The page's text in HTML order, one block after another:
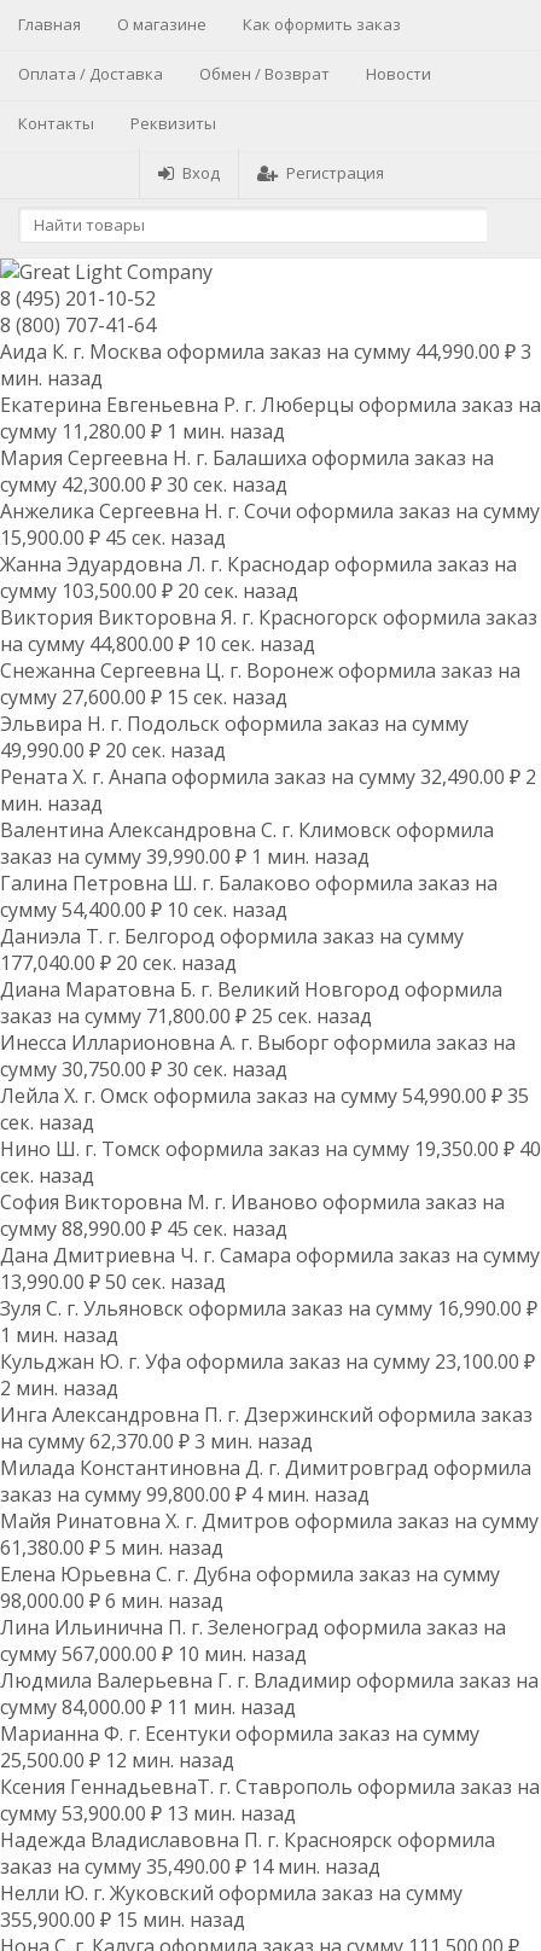
Главная О магазине Как оформить заказ
Оплата / Доставка Обмен / Возврат Новости
Контакты Реквизиты
Вход Регистрация
8 (495) 201-10-52
8 (800) 707-41-64
Аида К. г. Москва оформила заказ на сумму 44,990.00 ₽ 3
мин. назад
Екатерина Евгеньевна Р. г. Люберцы оформила заказ на
сумму 11,280.00 ₽ 1 мин. назад
Мария Сергеевна H. г. Балашиха оформила заказ на
сумму 42,300.00 ₽ 30 сек. назад
Анжелика Сергеевна Н. г. Сочи оформила заказ на сумму
15,900.00 ₽ 45 сек. назад
Жанна Эдуардовна Л. г. Краснодар оформила заказ на
сумму 103,500.00 ₽ 20 сек. назад
Виктория Викторовна Я. г. Красногорск оформила заказ
на сумму 44,800.00 ₽ 10 сек. назад
Снежанна Сергеевна Ц. г. Воронеж оформила заказ на
сумму 27,600.00 ₽ 15 сек. назад
Эльвира Н. г. Подольск оформила заказ на сумму
49,990.00 ₽ 20 сек. назад
Рената Х. г. Анапа оформила заказ на сумму 32,490.00 ₽ 2
мин. назад
Валентина Александровна С. г. Климовск оформила
заказ на сумму 39,990.00 ₽ 1 мин. назад
Галина Петровна Ш. г. Балаково оформила заказ на
сумму 54,400.00 ₽ 10 сек. назад
Даниэла Т. г. Белгород оформила заказ на сумму
177,040.00 ₽ 20 сек. назад
Диана Маратовна Б. г. Великий Новгород оформила
заказ на сумму 71,800.00 ₽ 25 сек. назад
Инесса Илларионовна А. г. Выборг оформила заказ на
сумму 30,750.00 ₽ 30 сек. назад
Лейла Х. г. Омск оформила заказ на сумму 54,990.00 ₽ 35
сек. назад
Нино Ш. г. Томск оформила заказ на сумму 19,350.00 ₽ 40
сек. назад
София Викторовна М. г. Иваново оформила заказ на
сумму 88,990.00 ₽ 45 сек. назад
Дана Дмитриевна Ч. г. Самара оформила заказ на сумму
13,990.00 ₽ 50 сек. назад
Зуля С. г. Ульяновск оформила заказ на сумму 16,990.00 ₽
1 мин. назад
Кульджан Ю. г. Уфа оформила заказ на сумму 23,100.00 ₽
2 мин. назад
Инга Александровна П. г. Дзержинский оформила заказ
на сумму 62,370.00 ₽ 3 мин. назад
Милада Константиновна Д. г. Димитровград оформила
заказ на сумму 99,800.00 ₽ 4 мин. назад
Майя Ринатовна Х. г. Дмитров оформила заказ на сумму
61,380.00 ₽ 5 мин. назад
Елена Юрьевна С. г. Дубна оформила заказ на сумму
98,000.00 ₽ 6 мин. назад
Лина Ильинична П. г. Зеленоград оформила заказ на
сумму 567,000.00 ₽ 10 мин. назад
Людмила Валерьевна Г. г. Владимир оформила заказ на
сумму 84,000.00 ₽ 11 мин. назад
Марианна Ф. г. Есентуки оформила заказ на сумму
25,500.00 ₽ 12 мин. назад
Ксения ГеннадьевнаТ. г. Ставрополь оформила заказ на
сумму 53,900.00 ₽ 13 мин. назад
Надежда Владиславовна П. г. Красноярск оформила
заказ на сумму 35,490.00 ₽ 14 мин. назад
Нелли Ю. г. Жуковский оформила заказ на сумму
355,900.00 ₽ 15 мин. назад